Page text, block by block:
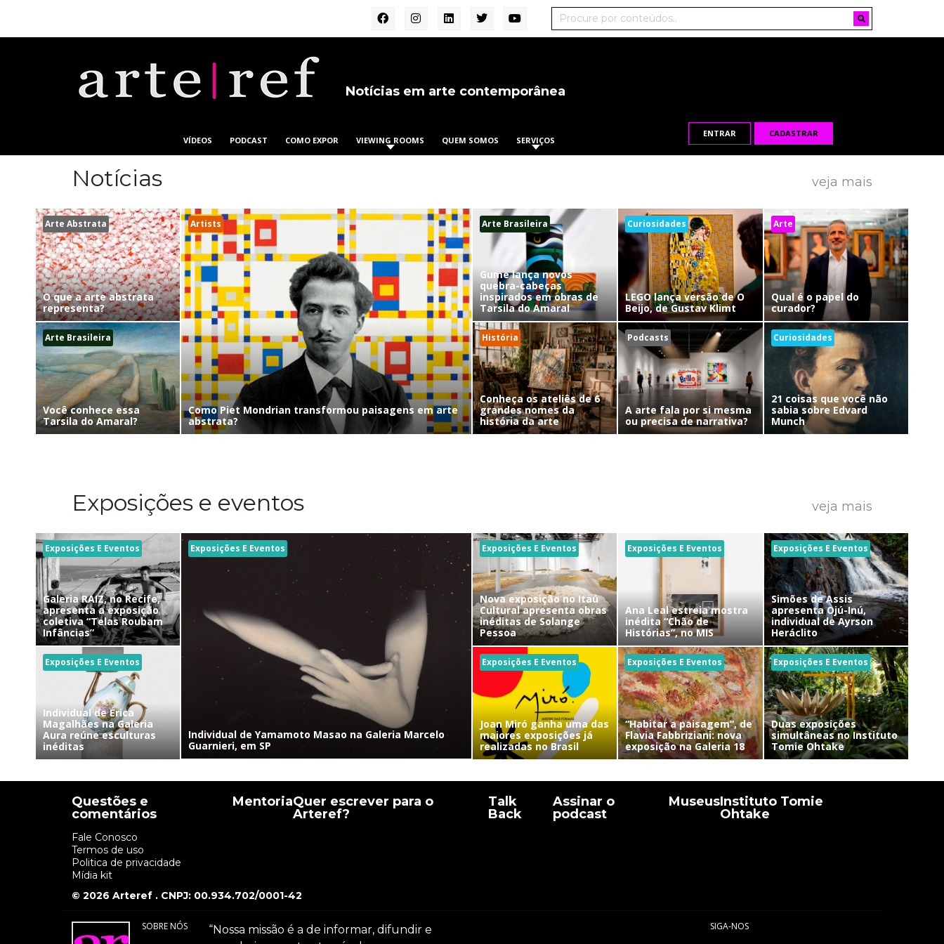
Notícias em arte contemporânea
VÍDEOS PODCAST COMO EXPOR VIEWING ROOMS QUEM SOMOS SERVIÇOS
ENTRAR CADASTRAR
Notícias veja mais
Arte Abstrata
O que a arte abstrata
representa?
Arte Brasileira
Você conhece essa
Tarsila do Amaral?
Artists
Como Piet Mondrian transformou paisagens em arte
abstrata?
Arte Brasileira
Gume lança novos
quebra-cabeças
inspirados em obras de
Tarsila do Amaral
Curiosidades
LEGO lança versão de O
Beijo, de Gustav Klimt
Arte
Qual é o papel do
curador?
História
Conheça os ateliês de 6
grandes nomes da
história da arte
Podcasts
A arte fala por si mesma
ou precisa de narrativa?
Curiosidades
21 coisas que você não
sabia sobre Edvard
Munch
Exposições e eventos veja mais
Exposições E Eventos
Galeria RAIZ, no Recife,
apresenta a exposição
coletiva “Telas Roubam
Infâncias”
Exposições E Eventos
Individual de Érica
Magalhães na Galeria
Aura reúne esculturas
inéditas
Exposições E Eventos
Individual de Yamamoto Masao na Galeria Marcelo
Guarnieri, em SP
Exposições E Eventos
Nova exposição no Itaú
Cultural apresenta obras
inéditas de Solange
Pessoa
Exposições E Eventos
Ana Leal estreia mostra
inédita “Chão de
Histórias”, no MIS
Exposições E Eventos
Simões de Assis
apresenta Ojú-Inú,
individual de Ayrson
Heráclito
Exposições E Eventos
Joan Miró ganha uma das
maiores exposições já
realizadas no Brasil
Exposições E Eventos
“Habitar a paisagem”, de
Flavia Fabbriziani: nova
exposição na Galeria 18
Exposições E Eventos
Duas exposições
simultâneas no Instituto
Tomie Ohtake
Questões e
comentários
Fale Conosco
Termos de uso
Politica de privacidade
Mídia kit
MentoriaQuer escrever para o
Arteref?
Talk
Back
Assinar o
podcast
MuseusInstituto Tomie
Ohtake
© 2026 Arteref . CNPJ: 00.934.702/0001-42
SOBRE NÓS
“Nossa missão é a de informar, difundir e
SIGA-NOS